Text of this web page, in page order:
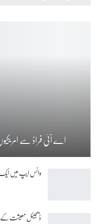
اے آئی فراڈ سے
واٹس ایپ میں
ڈیجیٹل معیشت کے